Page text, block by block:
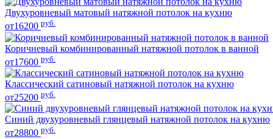
Двухуровневый матовый натяжной потолок на кухню
от16200 руб.
Коричневый комбинированный натяжной потолок в ванной
от17600 руб.
Классический сатиновый натяжной потолок на кухню
от25200 руб.
Синий двухуровневый глянцевый натяжной потолок на кухню
от28800 руб.